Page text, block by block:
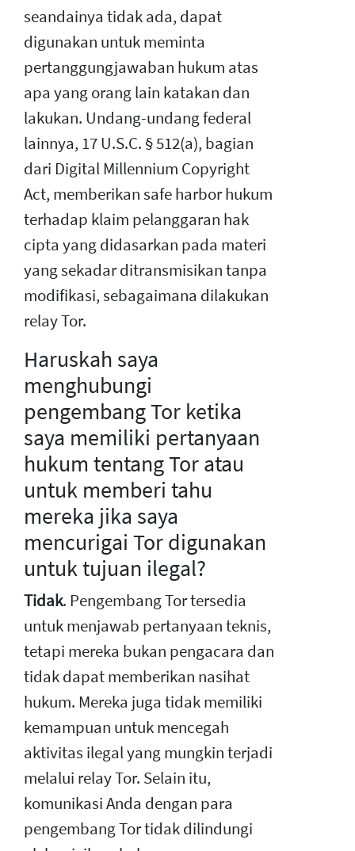
seandainya tidak ada, dapat
digunakan untuk meminta
pertanggungjawaban hukum atas
apa yang orang lain katakan dan
lakukan. Undang-undang federal
lainnya, 17 U.S.C. § 512(a), bagian
dari Digital Millennium Copyright
Act, memberikan safe harbor hukum
terhadap klaim pelanggaran hak
cipta yang didasarkan pada materi
yang sekadar ditransmisikan tanpa
modifikasi, sebagaimana dilakukan
relay Tor.
Haruskah saya
menghubungi
pengembang Tor ketika
saya memiliki pertanyaan
hukum tentang Tor atau
untuk memberi tahu
mereka jika saya
mencurigai Tor digunakan
untuk tujuan ilegal?
Tidak. Pengembang Tor tersedia
untuk menjawab pertanyaan teknis,
tetapi mereka bukan pengacara dan
tidak dapat memberikan nasihat
hukum. Mereka juga tidak memiliki
kemampuan untuk mencegah
aktivitas ilegal yang mungkin terjadi
melalui relay Tor. Selain itu,
komunikasi Anda dengan para
pengembang Tor tidak dilindungi